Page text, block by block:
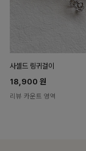
사셀드 링귀걸이
18,900 원
리뷰 카운트 영역